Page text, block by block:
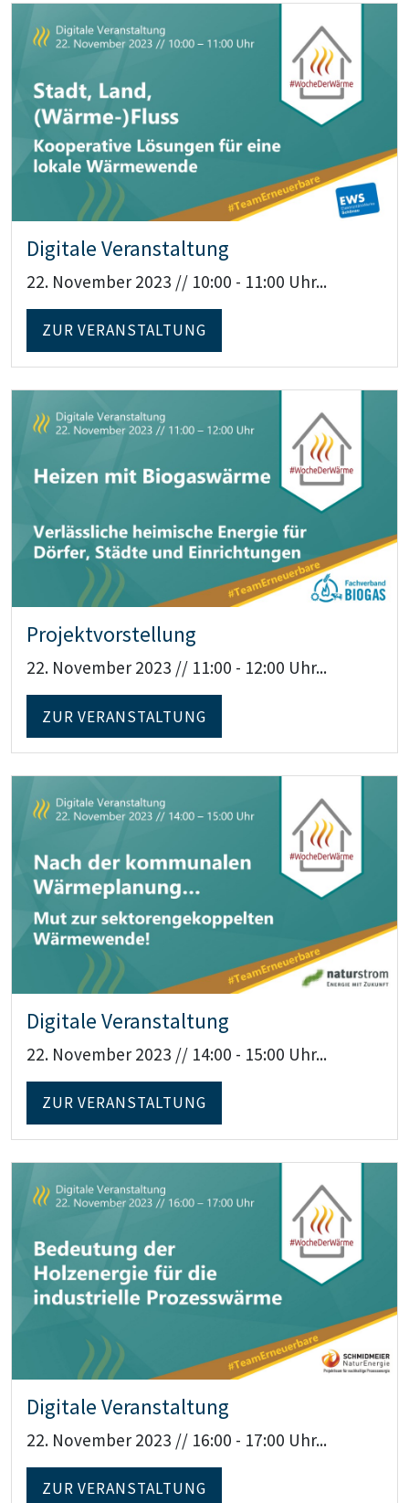
Teaser: Digitale Veranstaltung
Digitale Veranstaltung
22. November 2023 // 10:00 - 11:00 Uhr...
ZUR VERANSTALTUNG
Teaser: Projektvorstellung
Projektvorstellung
22. November 2023 // 11:00 - 12:00 Uhr...
ZUR VERANSTALTUNG
Teaser: Digitale Veranstaltung
Digitale Veranstaltung
22. November 2023 // 14:00 - 15:00 Uhr...
ZUR VERANSTALTUNG
Teaser: Digitale Veranstaltung
Digitale Veranstaltung
22. November 2023 // 16:00 - 17:00 Uhr...
ZUR VERANSTALTUNG